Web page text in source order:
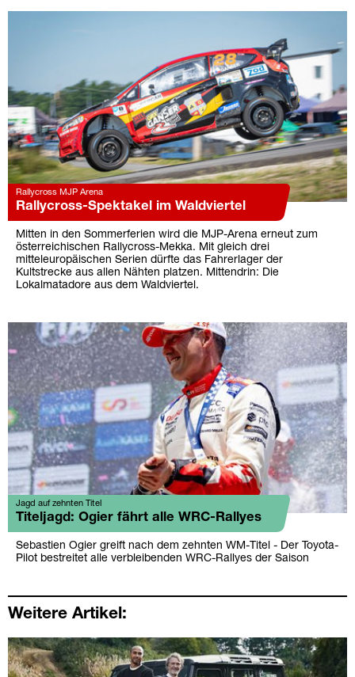
Rallycross MJP Arena
Rallycross-Spektakel im Waldviertel
Mitten in den Sommerferien wird die MJP-Arena erneut zum
österreichischen Rallycross-Mekka. Mit gleich drei
mitteleuropäischen Serien dürfte das Fahrerlager der
Kultstrecke aus allen Nähten platzen. Mittendrin: Die
Lokalmatadore aus dem Waldviertel.
Jagd auf zehnten Titel
Titeljagd: Ogier fährt alle WRC-Rallyes
Sebastien Ogier greift nach dem zehnten WM-Titel - Der Toyota-
Pilot bestreitet alle verbleibenden WRC-Rallyes der Saison
Weitere Artikel: